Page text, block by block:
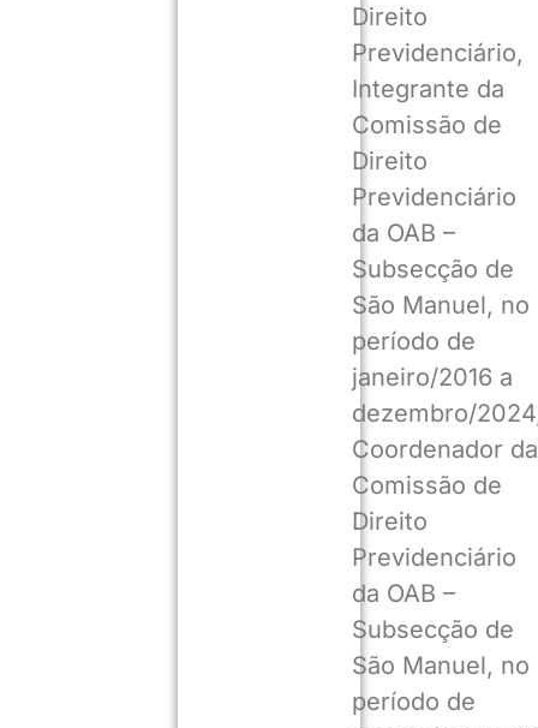
Direito
Previdenciário,
Integrante da
Comissão de
Direito
Previdenciário
da OAB –
Subsecção de
São Manuel, no
período de
janeiro/2016 a
dezembro/
Coordenador da
Comissão de
Direito
Previdenciário
da OAB –
Subsecção de
São Manuel, no
período de